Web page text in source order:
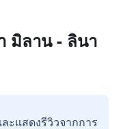
มิลาน - ลินา
ะแสดงรีวิวจากการ